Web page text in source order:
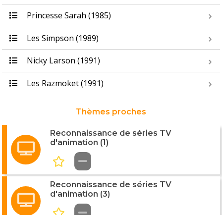
Princesse Sarah (1985)
Les Simpson (1989)
Nicky Larson (1991)
Les Razmoket (1991)
Thèmes proches
Reconnaissance de séries TV
d'animation (1)
Reconnaissance de séries TV
d'animation (3)